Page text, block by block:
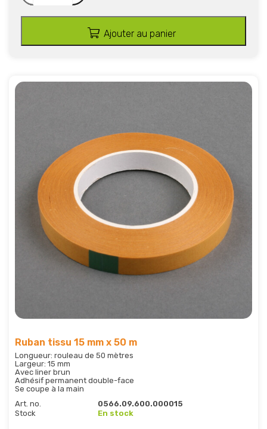
Ajouter au panier
Ruban tissu 15 mm x 50 m
Longueur: rouleau de 50 mètres
Largeur: 15 mm
Avec liner brun
Adhésif permanent double-face
Se coupe à la main
Art. no.
0566.09.600.000015
Stock
En stock